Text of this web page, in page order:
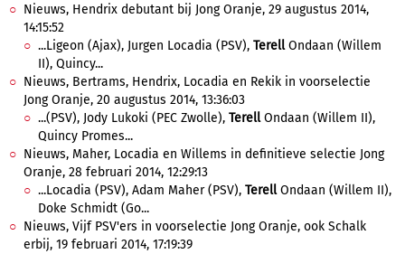
Nieuws, Hendrix debutant bij Jong Oranje, 29 augustus 2014,
14:15:52
...Ligeon (Ajax), Jurgen Locadia (PSV), TerellOndaan (Willem
II), Quincy...
Nieuws, Bertrams, Hendrix, Locadia en Rekik in voorselectie
Jong Oranje, 20 augustus 2014, 13:36:03
...(PSV), Jody Lukoki (PEC Zwolle), TerellOndaan (Willem II),
Quincy Promes...
Nieuws, Maher, Locadia en Willems in definitieve selectie Jong
Oranje, 28 februari 2014, 12:29:13
...Locadia (PSV), Adam Maher (PSV), TerellOndaan (Willem II),
Doke Schmidt (Go...
Nieuws, Vijf PSV'ers in voorselectie Jong Oranje, ook Schalk
erbij, 19 februari 2014, 17:19:39